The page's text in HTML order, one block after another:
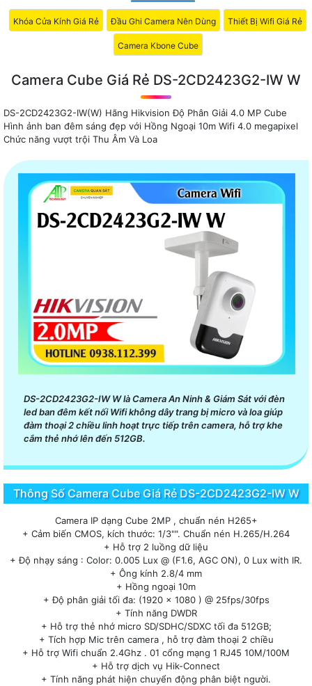
Khóa Cửa Kính Giá Rẻ Đầu Ghi Camera Nên Dùng Thiết Bị Wifi Giá Rẻ
Camera Kbone Cube
Camera Cube Giá Rẻ DS-2CD2423G2-IW W
DS-2CD2423G2-IW(W) Hãng Hikvision Độ Phân Giải 4.0 MP Cube
Hình ảnh ban đêm sáng đẹp với Hồng Ngoại 10m Wifi 4.0 megapixel
Chức năng vượt trội Thu Âm Và Loa
DS-2CD2423G2-IW W là Camera An Ninh & Giám Sát với đèn
led ban đêm kết nối Wifi không dây trang bị micro và loa giúp
đàm thoại 2 chiều linh hoạt trực tiếp trên camera, hỗ trợ khe
cắm thẻ nhớ lên đến 512GB.
Thông Số Camera Cube Giá Rẻ DS-2CD2423G2-IW W
Camera IP dạng Cube 2MP , chuẩn nén H265+
+ Cảm biến CMOS, kích thước: 1/3"". Chuẩn nén H.265/H.264
+ Hỗ trợ 2 luồng dữ liệu
+ Độ nhạy sáng : Color: 0.005 Lux @ (F1.6, AGC ON), 0 Lux with IR.
+ Ông kính 2.8/4 mm
+ Hồng ngoại 10m
+ Độ phân giải tối đa: (1920 × 1080 ) @ 25fps/30fps
+ Tính năng DWDR
+ Hỗ trợ thẻ nhớ micro SD/SDHC/SDXC tối đa 512GB;
+ Tích hợp Mic trên camera , hỗ trợ đàm thoại 2 chiều
+ Hỗ trợ Wifi chuẩn 2.4Ghz . 01 cổng mạng 1 RJ45 10M/100M
+ Hỗ trợ dịch vụ Hik-Connect
+ Tính năng phát hiện chuyển động phân biệt người.